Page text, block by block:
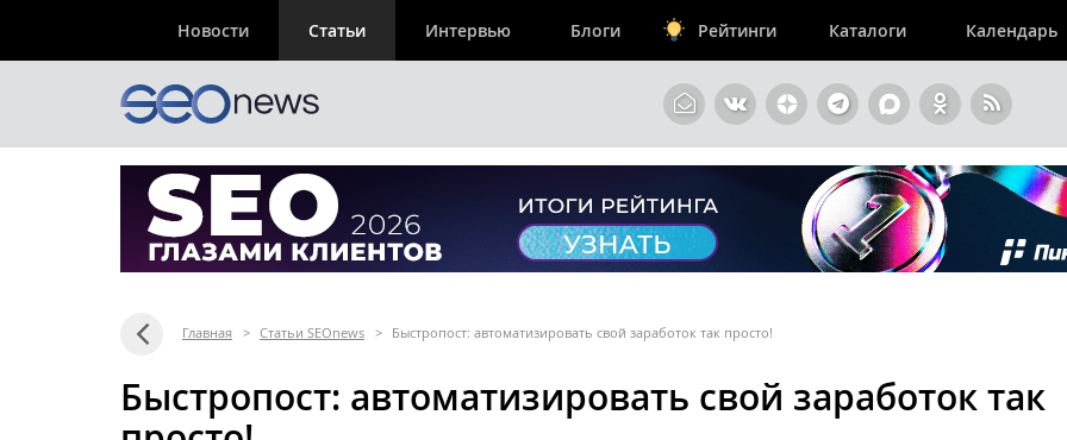
Новости Статьи Интервью Блоги Рейтинги Каталоги Календарь
Главная > Статьи SEOnews > Быстропост: автоматизировать свой заработок так просто!
Быстропост: автоматизировать свой заработок так